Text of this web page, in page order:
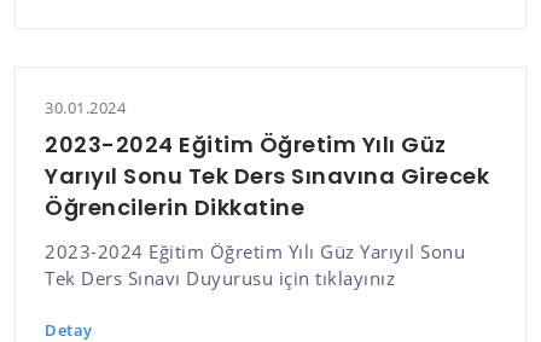
30.01.2024
2023-2024 Eğitim Öğretim Yılı Güz
Yarıyıl Sonu Tek Ders Sınavına Girecek
Öğrencilerin Dikkatine
2023-2024 Eğitim Öğretim Yılı Güz Yarıyıl Sonu
Tek Ders Sınavı Duyurusu için tıklayınız
Detay